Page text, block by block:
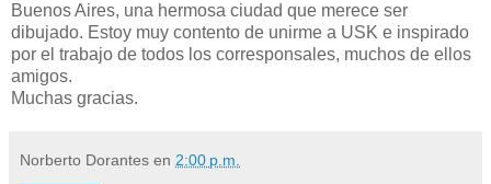
Buenos Aires, una hermosa ciudad que merece ser
dibujado. Estoy muy contento de unirme a USK e inspirado
por el trabajo de todos los corresponsales, muchos de ellos
amigos.
Muchas gracias.
Norberto Dorantes en 2:00 p.m.